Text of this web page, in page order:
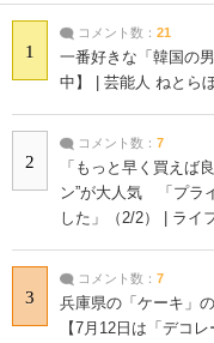
1
コメント数： 21
一番好きな「韓国の
中】 | 芸能人 ねとら
2
コメント数： 7
「もっと早く買えば
ン”が大人気 「プラ
した」（2/2） | ライ
3
コメント数： 7
兵庫県の「ケーキ」
【7月12日は「デコ